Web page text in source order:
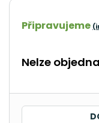
Připravujeme
Nelze